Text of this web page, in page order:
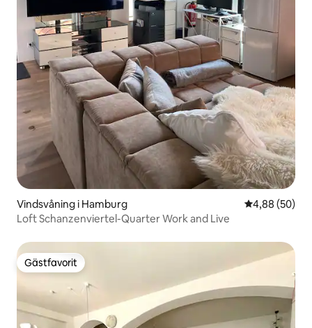
Vindsvåning i Hamburg 4,88 av 5 i
4,88 (50)
Loft Schanzenviertel-Quarter Work and Live
Gästfavorit
Gästfavorit